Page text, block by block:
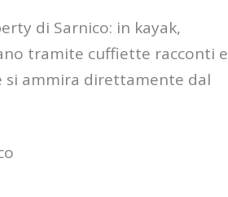
di Sarnico: in kayak,
tramite cuffiette racconti e
si ammira direttamente dal